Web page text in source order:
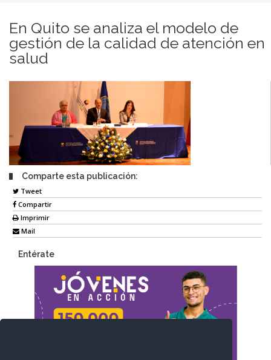
En Quito se analiza el modelo de
gestión de la calidad de atención en
salud
Comparte esta publicación:
Tweet
Compartir
Imprimir
Mail
Entérate